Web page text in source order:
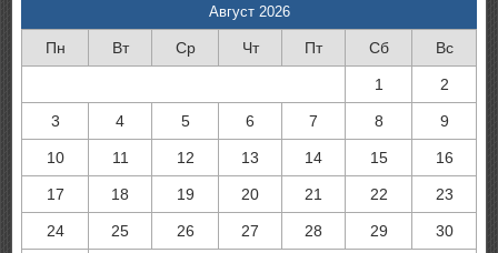
Август 2026
Пн Вт Ср Чт Пт Сб Вс
1 2
3 4 5 6 7 8 9
10 11 12 13 14 15 16
17 18 19 20 21 22 23
24 25 26 27 28 29 30